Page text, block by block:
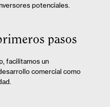
potenciales.
pasos
facilitamos un
comercial como